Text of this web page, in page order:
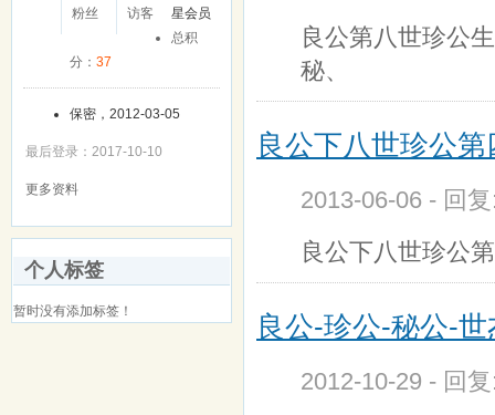
粉丝
访客
星会员
总积
分： 37
保密，2012-03-05
最后登录：2017-10-10
更多资料
个人标签
暂时没有添加标签！
良公第八世珍公
秘、
良公下八世珍公
2013-06-06 - 回
良公下八世珍公
良公-珍公-秘公-
2012-10-29 - 回